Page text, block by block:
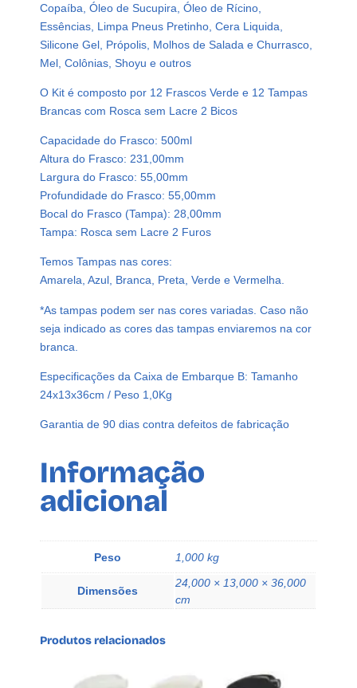
d
e
e
t
5
0
0
m
l
T
m
p
a
o
s
c
c
a
Copaíba, Óleo de Sucupira, Óleo de Rícino,
Essências, Limpa Pneus Pretinho, Cera Liquida,
Silicone Gel, Própolis, Molhos de Salada e Churrasco,
Mel, Colônias, Shoyu e outros
O Kit é composto por 12 Frascos Verde e 12 Tampas
Brancas com Rosca sem Lacre 2 Bicos
Capacidade do Frasco: 500ml
Altura do Frasco: 231,00mm
Largura do Frasco: 55,00mm
Profundidade do Frasco: 55,00mm
Bocal do Frasco (Tampa): 28,00mm
Tampa: Rosca sem Lacre 2 Furos
Temos Tampas nas cores:
Amarela, Azul, Branca, Preta, Verde e Vermelha.
*As tampas podem ser nas cores variadas. Caso não
seja indicado as cores das tampas enviaremos na cor
branca.
Especificações da Caixa de Embarque B: Tamanho
24x13x36cm / Peso 1,0Kg
Garantia de 90 dias contra defeitos de fabricação
Informação
adicional
Peso 1,000 kg
Dimensões
24,000 × 13,000 × 36,000
cm
Produtos relacionados